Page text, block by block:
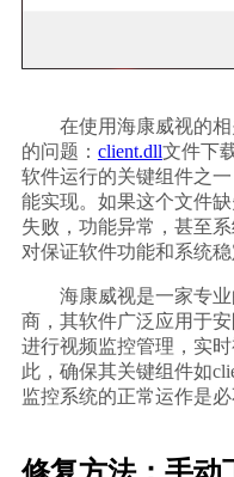
的问题： client.dll文件下
软件运行的关键组件之
能实现。如果这个文件
失败，功能异常，甚至
对保证软件功能和系统
商，其软件广泛应用于
进行视频监控管理，实
此，确保其关键组件如
监控系统的正常运作是